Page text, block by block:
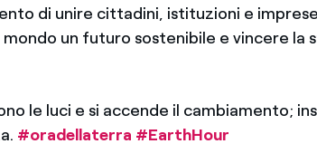
di unire cittadini, istituzioni e
un futuro sostenibile e vincere la
le luci e si accende il cambiamento;
#‎oradellaterra #‎EarthHour‬